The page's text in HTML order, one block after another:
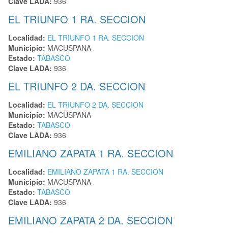
EL TRIUNFO 1 RA. SECCION
Localidad: EL TRIUNFO 1 RA. SECCION
Municipio: MACUSPANA
Estado: TABASCO
Clave LADA: 936
EL TRIUNFO 2 DA. SECCION
Localidad: EL TRIUNFO 2 DA. SECCION
Municipio: MACUSPANA
Estado: TABASCO
Clave LADA: 936
EMILIANO ZAPATA 1 RA. SECCION
Localidad: EMILIANO ZAPATA 1 RA. SECCION
Municipio: MACUSPANA
Estado: TABASCO
Clave LADA: 936
EMILIANO ZAPATA 2 DA. SECCION